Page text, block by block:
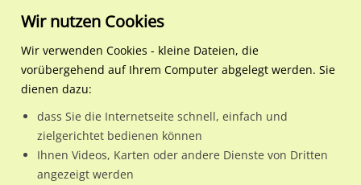
Regionale Plakatwerbung Nordrhein-Westfalen
Grevenbroich, Stadt
Landstr 19/Wittgesgasse
Landstr 19/Wittgesgasse nh
Wir nutzen Cookies
Wir verwenden Cookies - kleine Dateien, die
vorübergehend auf Ihrem Computer abgelegt werden. Sie
dienen dazu:
dass Sie die Internetseite schnell, einfach und
zielgerichtet bedienen können
Ihnen Videos, Karten oder andere Dienste von Dritten
angezeigt werden